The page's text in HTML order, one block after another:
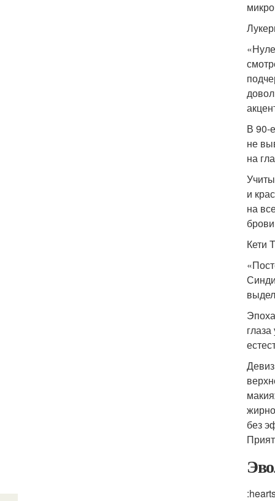
В 90-
не
на
и
на
Кети
без